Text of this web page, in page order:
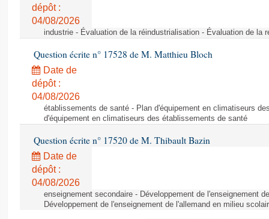
dépôt :
04/08/2026
industrie - Évaluation de la réindustrialisation - Évaluation de la
Question écrite n° 17528 de M. Matthieu Bloch
Date de
dépôt :
04/08/2026
établissements de santé - Plan d'équipement en climatiseurs
d'équipement en climatiseurs des établissements de santé
Question écrite n° 17520 de M. Thibault Bazin
Date de
dépôt :
04/08/2026
enseignement secondaire - Développement de l'enseignement
Développement de l'enseignement de l'allemand en milieu